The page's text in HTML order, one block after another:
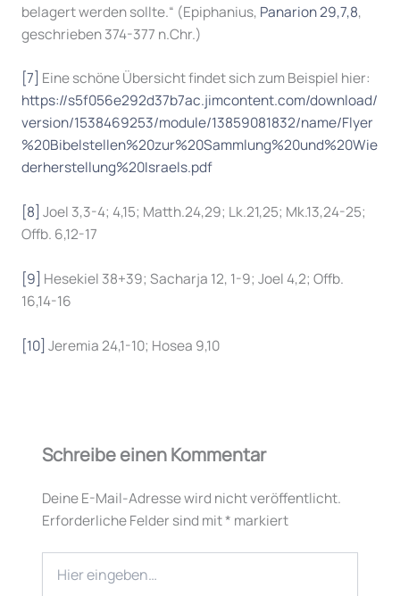
belagert werden sollte.“ (Epiphanius, Panarion 29,7,8,
geschrieben 374-377 n.Chr.)
[7] Eine schöne Übersicht findet sich zum Beispiel hier:
https://s5f056e292d37b7ac.jimcontent.com/download/
version/1538469253/module/13859081832/name/Flyer
%20Bibelstellen%20zur%20Sammlung%20und%20Wie
derherstellung%20Israels.pdf
[8] Joel 3,3-4; 4,15; Matth.24,29; Lk.21,25; Mk.13,24-25;
Offb. 6,12-17
[9] Hesekiel 38+39; Sacharja 12, 1-9; Joel 4,2; Offb.
16,14-16
[10] Jeremia 24,1-10; Hosea 9,10
Schreibe einen Kommentar
Deine E-Mail-Adresse wird nicht veröffentlicht.
Erforderliche Felder sind mit* markiert
eingeben…